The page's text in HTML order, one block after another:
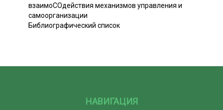
взаимоСОдействия механизмов управления и
самоорганизации
Библиографический список
НАВИГАЦИЯ